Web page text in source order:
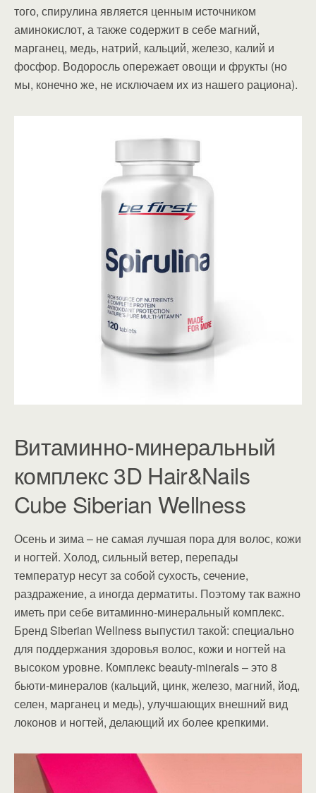
того, спирулина является ценным источником
аминокислот, а также содержит в себе магний,
марганец, медь, натрий, кальций, железо, калий и
фосфор. Водоросль опережает овощи и фрукты (но
мы, конечно же, не исключаем их из нашего рациона).
Витаминно-минеральный
комплекс 3D Hair&Nails
Cube Siberian Wellness
Осень и зима – не самая лучшая пора для волос, кожи
и ногтей. Холод, сильный ветер, перепады
температур несут за собой сухость, сечение,
раздражение, а иногда дерматиты. Поэтому так важно
иметь при себе витаминно-минеральный комплекс.
Бренд Siberian Wellness выпустил такой: специально
для поддержания здоровья волос, кожи и ногтей на
высоком уровне. Комплекс beauty-minerals – это 8
бьюти-минералов (кальций, цинк, железо, магний, йод,
селен, марганец и медь), улучшающих внешний вид
локонов и ногтей, делающий их более крепкими.